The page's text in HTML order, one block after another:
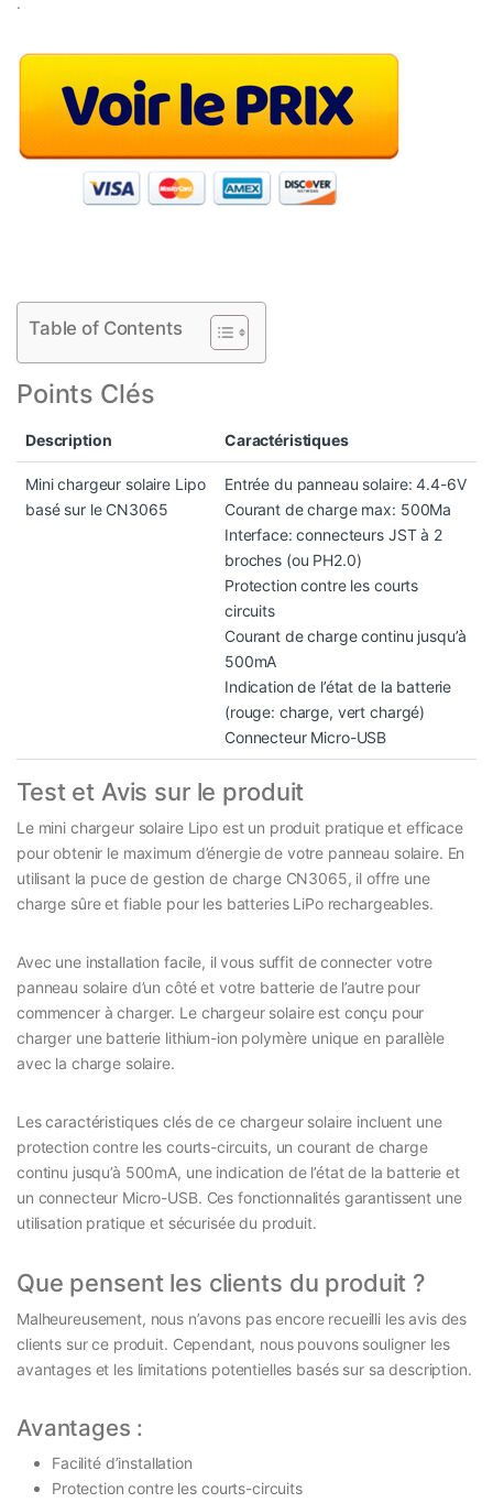
Table of Contents
Points Clés
Description Caractéristiques
Mini chargeur solaire Lipo
basé sur le CN3065
Entrée du panneau solaire: 4.4-6V
Courant de charge max: 500Ma
Interface: connecteurs JST à 2
broches (ou PH2.0)
Protection contre les courts
circuits
Courant de charge continu jusqu’à
500mA
Indication de l’état de la batterie
(rouge: charge, vert chargé)
Connecteur Micro-USB
Test et Avis sur le produit
Le mini chargeur solaire Lipo est un produit pratique et efficace
pour obtenir le maximum d’énergie de votre panneau solaire. En
utilisant la puce de gestion de charge CN3065, il offre une
charge sûre et fiable pour les batteries LiPo rechargeables.
Avec une installation facile, il vous suffit de connecter votre
panneau solaire d’un côté et votre batterie de l’autre pour
commencer à charger. Le chargeur solaire est conçu pour
charger une batterie lithium-ion polymère unique en parallèle
avec la charge solaire.
Les caractéristiques clés de ce chargeur solaire incluent une
protection contre les courts-circuits, un courant de charge
continu jusqu’à 500mA, une indication de l’état de la batterie et
un connecteur Micro-USB. Ces fonctionnalités garantissent une
utilisation pratique et sécurisée du produit.
Que pensent les clients du produit ?
Malheureusement, nous n’avons pas encore recueilli les avis des
clients sur ce produit. Cependant, nous pouvons souligner les
avantages et les limitations potentielles basés sur sa description.
Avantages :
Facilité d’installation
Protection contre les courts-circuits